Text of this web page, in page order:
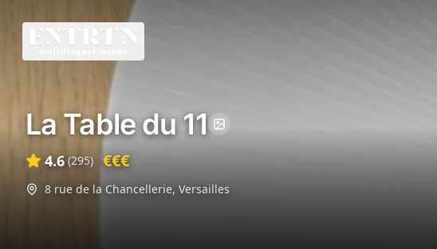
La Table du 11
4.6 (295) €€€
8 rue de la Chancellerie, Versailles